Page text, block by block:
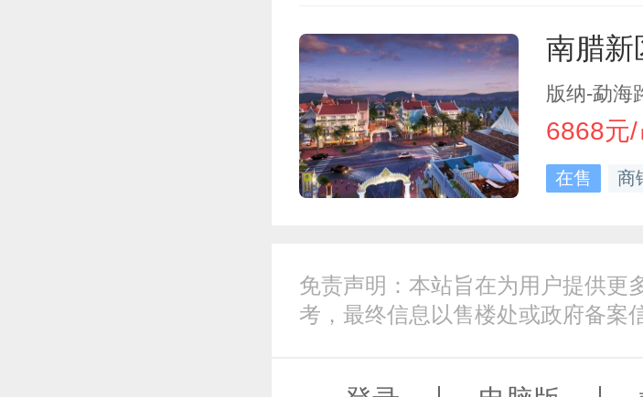
南腊新
版纳-勐海
6868元/
在售 商
免责声明：本站旨在为用户提供更
考，最终信息以售楼处或政府备案